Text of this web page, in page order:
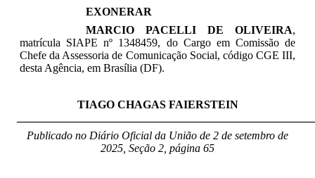
EXONERAR
MARCIO PACELLI DE OLIVEIRA,
matrícula SIAPE nº 1348459, do Cargo em Comissão de
Chefe da Assessoria de Comunicação Social, código CGE III,
desta Agência, em Brasília (DF).
TIAGO CHAGAS FAIERSTEIN
Publicado no Diário Oficial da União de 2 de setembro de
2025, Seção 2, página 65